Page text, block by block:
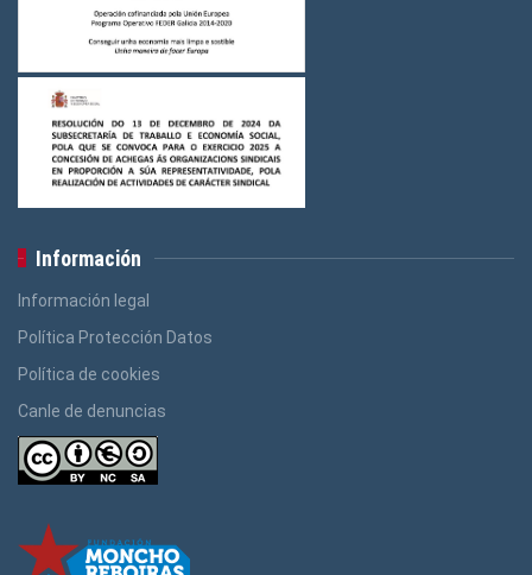
Información
Información legal
Política Protección Datos
Política de cookies
Canle de denuncias